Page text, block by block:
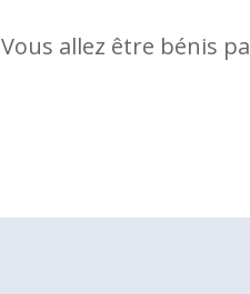
Vous allez être bénis